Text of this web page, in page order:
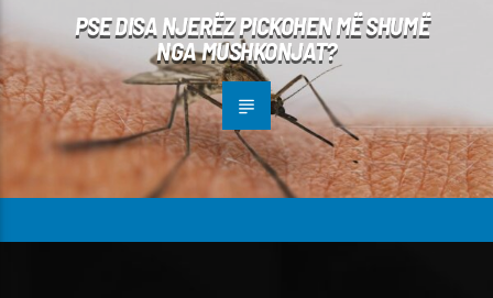
PSE DISA NJERËZ PICKOHEN MË SHUMË
NGA MUSHKONJAT?